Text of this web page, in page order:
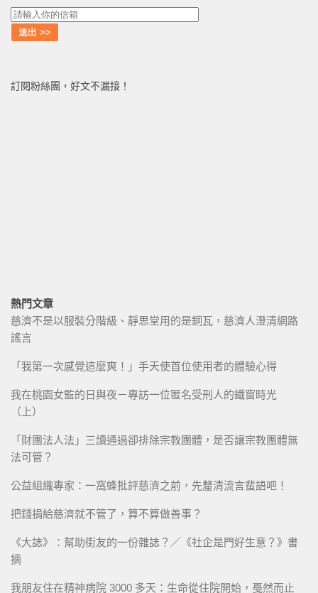
訂閱粉絲團，好文不漏接！
熱門文章
慈濟不是以服裝分階級、靜思堂用的是銅瓦，慈濟人澄清網路
謠言
「我第一次感覺這麼爽！」手天使首位使用者的體驗心得
我在桃園女監的日與夜－專訪一位匿名受刑人的鐵窗時光
（上）
「財團法人法」三讀通過卻排除宗教團體，是否讓宗教團體無
法可管？
公益組織專家：一窩蜂批評慈濟之前，先釐清流言蜚語吧！
把錢捐給慈濟就不管了，算不算做善事？
《大誌》：幫助街友的一份雜誌？／《社企是門好生意？》書
摘
我朋友住在精神病院 3000 多天：生命從住院開始，戞然而止